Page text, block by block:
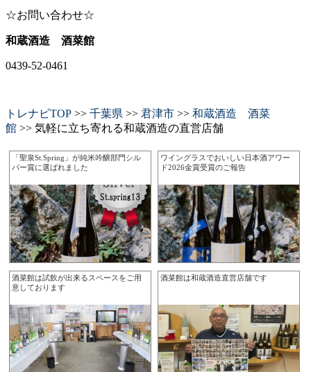
☆お問い合わせ☆
和蔵酒造 酒菜館
0439-52-0461
トレナビTOP >> 千葉県 >> 君津市 >> 和蔵酒造 酒菜
館 >> 気軽に立ち寄れる和蔵酒造の直営店舗
「聖泉St.Spring」が純米吟醸部門シル
バー賞に選ばれました
ワイングラスでおいしい日本酒アワー
ド2026金賞受賞のご報告
酒菜館は試飲が出来るスペースをご用
意しております
酒菜館は和蔵酒造直営店舗です